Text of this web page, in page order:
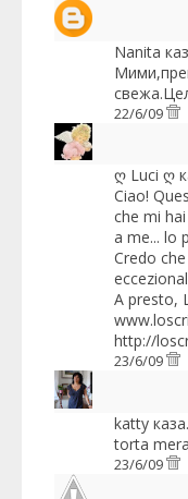
Nanita
22/6/09
ღ Luci ღ
Ciao!
che mi
a me... lo
Credo
A presto,
http://
23/6/09
katty
torta
23/6/09